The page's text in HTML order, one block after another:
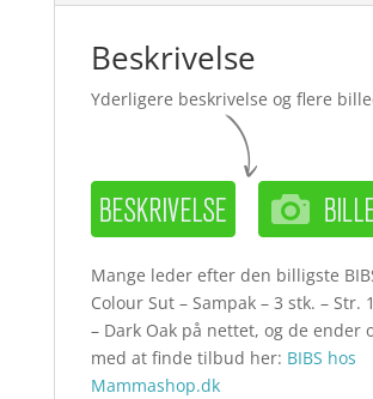
Beskrivelse
Yderligere beskrivelse og flere
Mange leder efter den billigste
Colour Sut – Sampak – 3 stk. – Str.
– Dark Oak på nettet, og de ender
med at finde tilbud her: BIBS hos
Mammashop.dk